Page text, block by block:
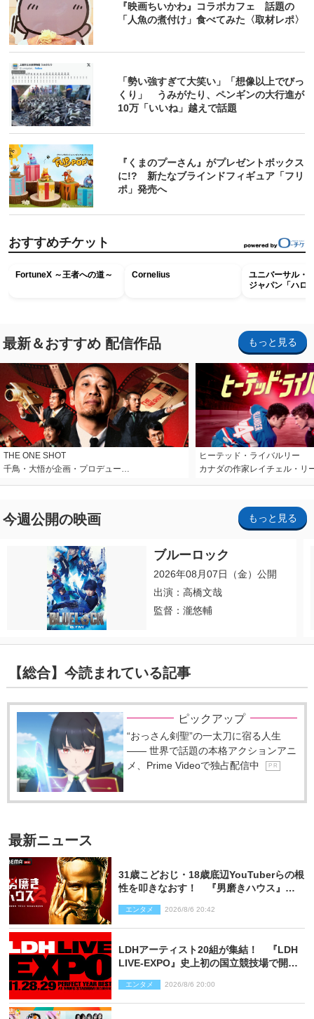
『映画ちいかわ』コラボカフェ 話題の
「人魚の煮付け」食べてみた〈取材レポ〉
「勢い強すぎて大笑い」「想像以上でびっ
くり」 うみがたり、ペンギンの大行進が
10万「いいね」越えで話題
『くまのプーさん』がプレゼントボックス
に!? 新たなブラインドフィギュア「フリ
ポ」発売へ
おすすめチケット
FortuneX ～王者への道～ Cornelius
ユニバーサル・
ジャパン「ハロ
最新＆おすすめ 配信作品 もっと見る
THE ONE SHOT
千鳥・大悟が企画・プロデュー…
ヒーテッド・ライバルリー
カナダの作家レイチェル・リ
今週公開の映画 もっと見る
ブルーロック
2026年08月07日（金）公開
出演：高橋文哉
監督：瀧悠輔
【総合】今読まれている記事
ピックアップ
“おっさん剣聖”の一太刀に宿る人生
―― 世界で話題の本格アクションアニ
メ、Prime Videoで独占配信中
P R
最新ニュース
31歳こどおじ・18歳底辺YouTuberらの根
性を叩きなおす！ 『男磨きハウス』第2
エンタメ 2026/8/6 20:42
LDHアーティスト20組が集結！ 『LDH
LIVE‐EXPO』史上初の国立競技場で開催
エンタメ 2026/8/6 20:00